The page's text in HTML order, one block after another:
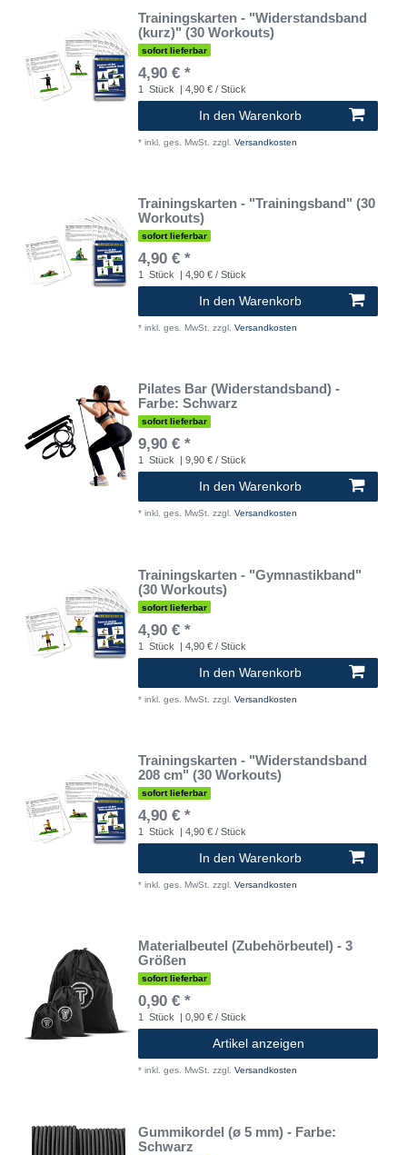
Trainingskarten - "Widerstandsband
(kurz)" (30 Workouts)
sofort lieferbar
4,90 € *
1 Stück | 4,90 € / Stück
In den Warenkorb
* inkl. ges. MwSt. zzgl. Versandkosten
Trainingskarten - "Trainingsband" (30
Workouts)
sofort lieferbar
4,90 € *
1 Stück | 4,90 € / Stück
In den Warenkorb
* inkl. ges. MwSt. zzgl. Versandkosten
Pilates Bar (Widerstandsband) -
Farbe: Schwarz
sofort lieferbar
9,90 € *
1 Stück | 9,90 € / Stück
In den Warenkorb
* inkl. ges. MwSt. zzgl. Versandkosten
Trainingskarten - "Gymnastikband"
(30 Workouts)
sofort lieferbar
4,90 € *
1 Stück | 4,90 € / Stück
In den Warenkorb
* inkl. ges. MwSt. zzgl. Versandkosten
Trainingskarten - "Widerstandsband
208 cm" (30 Workouts)
sofort lieferbar
4,90 € *
1 Stück | 4,90 € / Stück
In den Warenkorb
* inkl. ges. MwSt. zzgl. Versandkosten
Materialbeutel (Zubehörbeutel) - 3
Größen
sofort lieferbar
0,90 € *
1 Stück | 0,90 € / Stück
Artikel anzeigen
* inkl. ges. MwSt. zzgl. Versandkosten
Gummikordel (ø 5 mm) - Farbe:
Schwarz